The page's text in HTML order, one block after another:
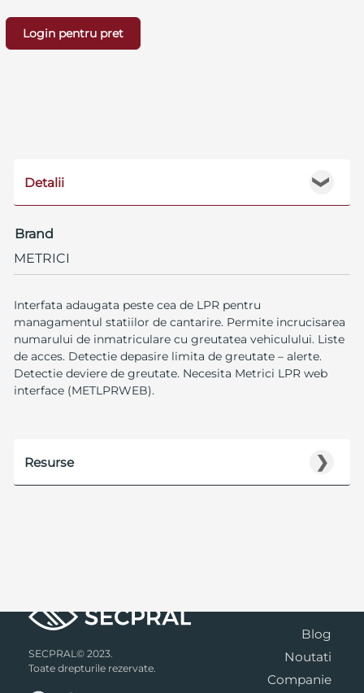
Login pentru pret
❯
Detalii
Brand
METRICI
Interfata adaugata peste cea de LPR pentru
managamentul statiilor de cantarire. Permite incrucisarea
numarului de inmatriculare cu greutatea vehiculului. Liste
de acces. Detectie depasire limita de greutate – alerte.
Detectie deviere de greutate. Necesita Metrici LPR web
interface (METLPRWEB).
❯
Resurse
SECPRAL© 2023.
Toate drepturile rezervate.
Blog
Noutati
Companie